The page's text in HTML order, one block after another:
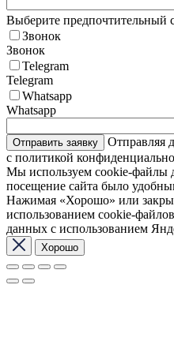
Выберите предпочтительный
Звонок
Звонок
Telegram
Telegram
Whatsapp
Whatsapp
Отправляя
с политикой
Мы используем cookie-файлы
посещение сайта было
Нажимая «Хорошо» или
использованием cookie-
данных с использованием
Хорошо